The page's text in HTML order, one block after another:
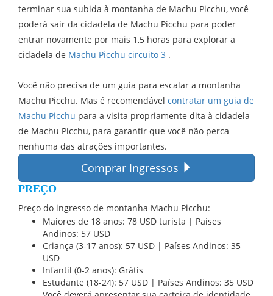
terminar sua subida à montanha de Machu Picchu, você
poderá sair da cidadela de Machu Picchu para poder
entrar novamente por mais 1,5 horas para explorar a
cidadela de Machu Picchu circuito 3 .
Você não precisa de um guia para escalar a montanha
Machu Picchu. Mas é recomendável contratar um guia de
Machu Picchu para a visita propriamente dita à cidadela
de Machu Picchu, para garantir que você não perca
nenhuma das atrações importantes.
Comprar Ingressos
PREÇO
Preço do ingresso de montanha Machu Picchu:
Maiores de 18 anos: 78 USD turista | Países
Andinos: 57 USD
Criança (3-17 anos): 57 USD | Países Andinos: 35
USD
Infantil (0-2 anos): Grátis
Estudante (18-24): 57 USD | Países Andinos: 35 USD